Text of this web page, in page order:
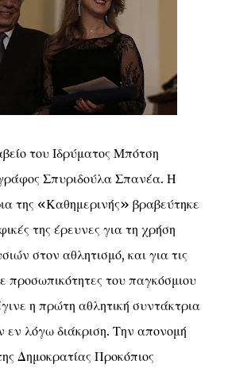
του Ιδρύματος Μπότση
Σπυριδούλα Σπανέα. Η
της «Καθημερινής» βραβεύτηκε
της έρευνες για τη χρήση
στον αθλητισμό, και για τις
προσωπικότητες του παγκόσμιου
η πρώτη αθλητική συντάκτρια
εν λόγω διάκριση. Την απονομή
Δημοκρατίας Προκόπιος